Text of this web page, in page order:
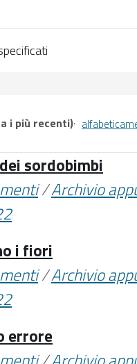
i più recenti)·
sordobimbi
/Archivio
i fiori
/Archivio
errore